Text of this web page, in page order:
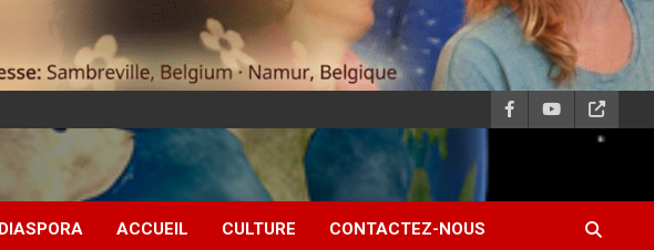
DIASPORA ACCUEIL CULTURE CONTACTEZ-NOUS